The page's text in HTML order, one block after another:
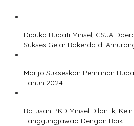
Dibuka Bupati Minsel, GSJA
Sukses Gelar Rakerda di
Marijo Sukseskan Pemilihan
Tahun 2024
Ratusan PKD Minsel Dilantik,
Tanggungjawab Dengan Baik